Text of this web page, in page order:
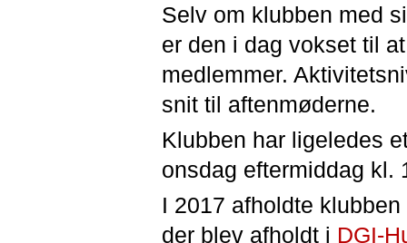
Selv om klubben med
er den i dag vokset til
medlemmer.
snit til aftenmøderne.
Klubben har ligeledes
onsdag eftermiddag kl.
I 2017 afholdte
der blev afholdt i DGI-